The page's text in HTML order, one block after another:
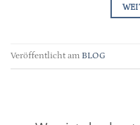
Veröffentlicht am BLOG